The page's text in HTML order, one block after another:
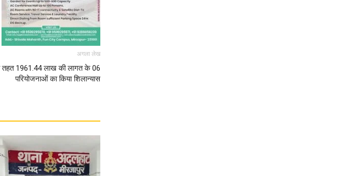
अगला लेख
तहत 1961.44 लाख की लागत के 06
परियोजनाओं का किया शिलान्यास